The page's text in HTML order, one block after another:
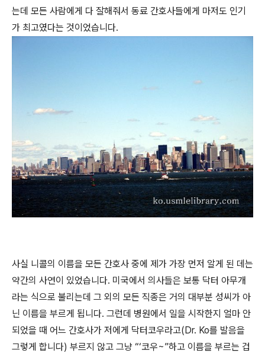
는데 모든 사람에게 다 잘해줘서 동료 간호사들에게 마저도 인기
가 최고였다는 것이었습니다.
사실 니콜의 이름을 모든 간호사 중에 제가 가장 먼저 알게 된 데는
약간의 사연이 있었습니다. 미국에서 의사들은 보통 닥터 아무개
라는 식으로 불리는데 그 외의 모든 직종은 거의 대부분 성씨가 아
닌 이름을 부르게 됩니다. 그런데 병원에서 일을 시작한지 얼마 안
되었을 때 어느 간호사가 저에게 닥터코우라고(Dr. Ko를 발음을
그렇게 합니다) 부르지 않고 그냥 “‘코우~”하고 이름을 부르는 겁